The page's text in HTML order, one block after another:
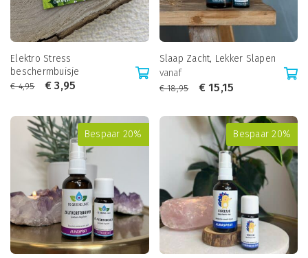
Elektro Stress
beschermbuisje
€4,95 € 3,95
Slaap Zacht, Lekker Slapen
vanaf
€18,95 €15,15
Bespaar 20% Bespaar 20%